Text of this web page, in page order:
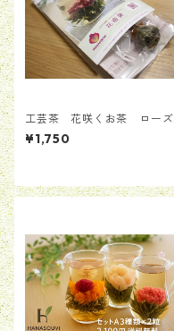
工芸茶 花咲くお茶 ローズ
入り・華やか 5粒セット
¥1,750